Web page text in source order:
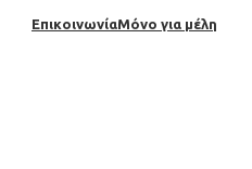
ΕπικοινωνίαΜόνο για μέλη